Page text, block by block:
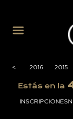
<
2017 2016 2015
Estás en la
INSCRIPCIONES